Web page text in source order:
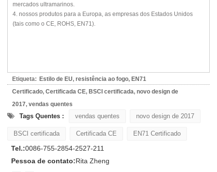
mercados ultramarinos.
4. nossos produtos para a Europa, as empresas dos Estados Unidos
(tais como o CE, ROHS, EN71).
Etiqueta: Estilo de EU, resistência ao fogo, EN71
Certificado, Certificada CE, BSCI certificada, novo design de
2017, vendas quentes
Tags Quentes : vendas quentes novo design de 2017
BSCI certificada Certificada CE EN71 Certificado
Tel.:0086-755-2854-2527-211
Pessoa de contato:Rita Zheng